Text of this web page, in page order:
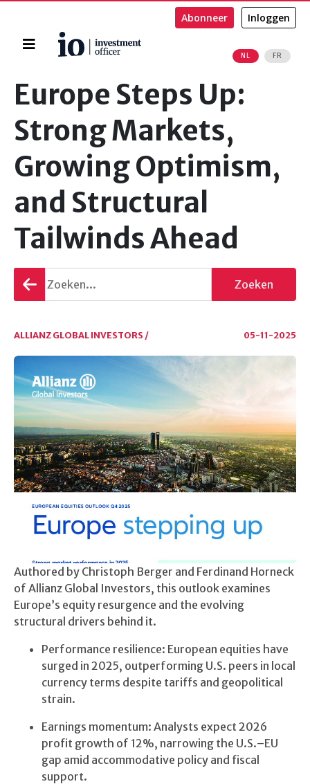
Home
NL FR
Abonneer Inloggen
Europe Steps Up:
Strong Markets,
Growing Optimism,
and Structural
Tailwinds Ahead
Terug
gaan
Zoeken
ALLIANZ GLOBAL INVESTORS / 05-11-2025
Authored by Christoph Berger and Ferdinand Horneck
of Allianz Global Investors, this outlook examines
Europe’s equity resurgence and the evolving
structural drivers behind it.
Performance resilience: European equities have
surged in 2025, outperforming U.S. peers in local
currency terms despite tariffs and geopolitical
strain.
Earnings momentum: Analysts expect 2026
profit growth of 12%, narrowing the U.S.–EU
gap amid accommodative policy and fiscal
support.